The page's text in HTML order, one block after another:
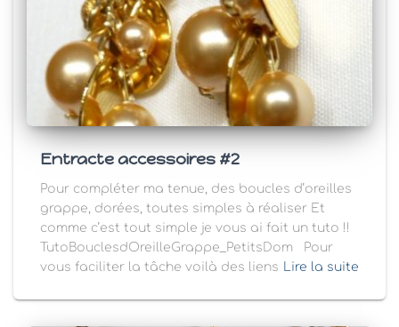
Entracte accessoires #2
Pour compléter ma tenue, des boucles d’oreilles
grappe, dorées, toutes simples à réaliser Et
comme c’est tout simple je vous ai fait un tuto !!
TutoBouclesdOreilleGrappe_PetitsDom Pour
vous faciliter la tâche voilà des liens
Lire la suite